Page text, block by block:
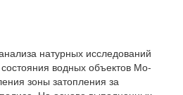
натурных исследований
состояния водных объектов Мо­
зоны затопления за